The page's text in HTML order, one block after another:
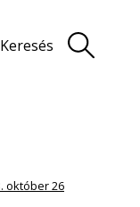
Keresés
október 26